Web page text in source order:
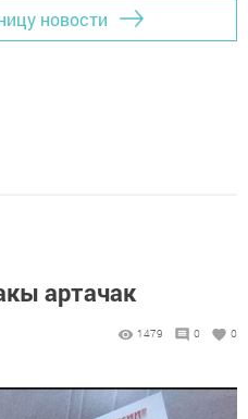
новости
артачак
1479 0 0